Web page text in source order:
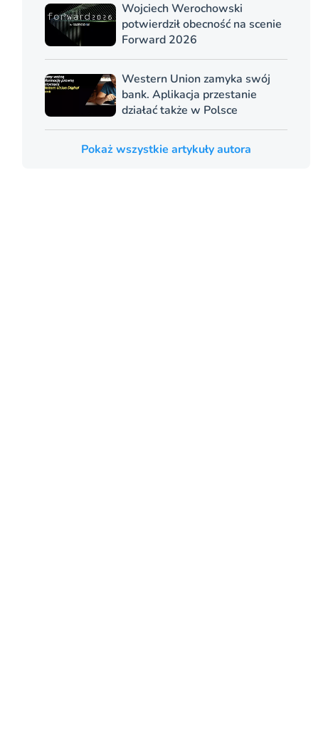
Wojciech Werochowski
potwierdził obecność na scenie
Forward 2026
Western Union zamyka swój
bank. Aplikacja przestanie
działać także w Polsce
Pokaż wszystkie artykuły autora